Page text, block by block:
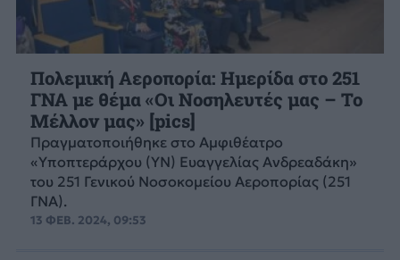
Πολεμική Αεροπορία: Ημερίδα στο 251
ΓΝΑ με θέμα «Οι Νοσηλευτές μας – Το
Μέλλον μας» [pics]
Πραγματοποιήθηκε στο Αμφιθέατρο
«Υποπτεράρχου (ΥΝ) Ευαγγελίας Ανδρεαδάκη»
του 251 Γενικού Νοσοκομείου Αεροπορίας (251
ΓΝΑ).
13 ΦΕΒ. 2024, 09:53